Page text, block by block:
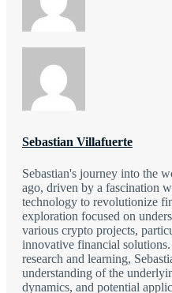
Sebastian Villafuerte
Sebastian's journey into the
ago, driven by a fascination
technology to revolutionize
exploration focused on
various crypto projects,
innovative financial
research and learning,
understanding of the
dynamics, and potential